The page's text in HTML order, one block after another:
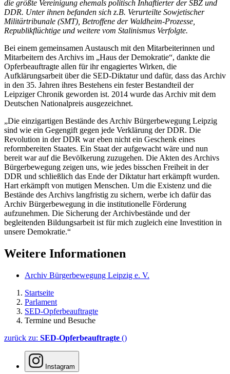
die größte Vereinigung ehemals politisch Inhaftierter der SBZ und
DDR. Unter ihnen befanden sich z.B. Verurteilte Sowjetischer
Militärtribunale (SMT), Betroffene der Waldheim-Prozesse,
Republikflüchtige und weitere vom Stalinismus Verfolgte.
Bei einem gemeinsamen Austausch mit den Mitarbeiterinnen und
Mitarbeitern des Archivs im „Haus der Demokratie“, dankte die
Opferbeauftragte allen für ihr engagiertes Wirken, die
Aufklärungsarbeit über die SED-Diktatur und dafür, dass das Archiv
in den 35. Jahren ihres Bestehens ein fester Bestandteil der
Leipziger Chronik geworden ist. 2014 wurde das Archiv mit dem
Deutschen Nationalpreis ausgezeichnet.
„Die einzigartigen Bestände des Archiv Bürgerbewegung Leipzig
sind wie ein Gegengift gegen jede Verklärung der DDR. Die
Revolution in der DDR war eben nicht ein Geschenk eines
reformbereiten Staates. Ein Staat der aufgewacht wäre und nun
bereit war auf die Bevölkerung zuzugehen. Die Akten des Archivs
Bürgerbewegung zeigen uns, wie jedes bisschen Freiheit in der
DDR und schließlich das Ende der Diktatur hart erkämpft wurden.
Hart erkämpft von mutigen Menschen. Um die Existenz und die
Bestände des Archivs langfristig zu sichern, werbe ich dafür das
Archiv Bürgerbewegung in die institutionelle Förderung
aufzunehmen. Die Sicherung der Archivbestände und der
begleitenden Bildungsarbeit ist für mich zugleich eine Investition in
unsere Demokratie.“
Weitere Informationen
Archiv Bürgerbewegung Leipzig e. V.
Startseite
Parlament
SED-Opferbeauftragte
Termine und Besuche
zurück zu: SED-Opferbeauftragte ()
Instagram